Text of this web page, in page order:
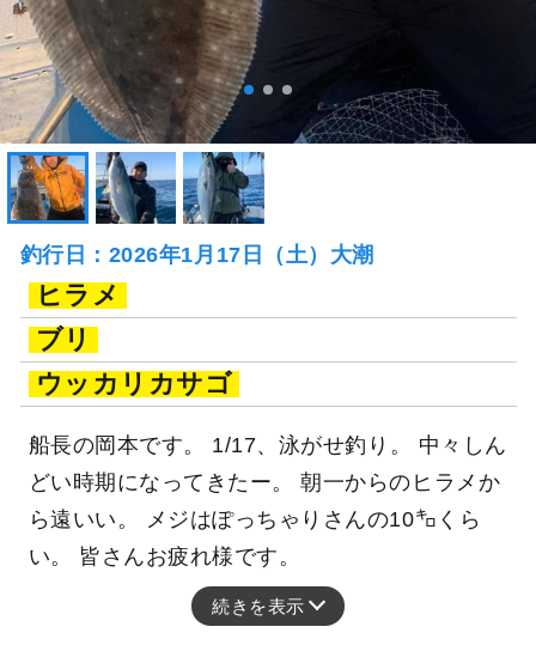
釣行日：2026年1月17日（土）大潮
ヒラメ
ブリ
ウッカリカサゴ
船長の岡本です。 1/17、泳がせ釣り。 中々しん
どい時期になってきたー。 朝一からのヒラメか
ら遠いい。 メジはぽっちゃりさんの10㌔くら
い。 皆さんお疲れ様です。
続きを表示